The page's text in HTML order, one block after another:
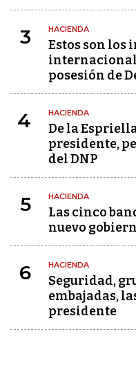
3 HACIENDA
Estos son los
posesión de
4 HACIENDA
De la
presidente,
del DNP
5 HACIENDA
Las cinco
nuevo
6 HACIENDA
Seguridad,
embajadas,
presidente